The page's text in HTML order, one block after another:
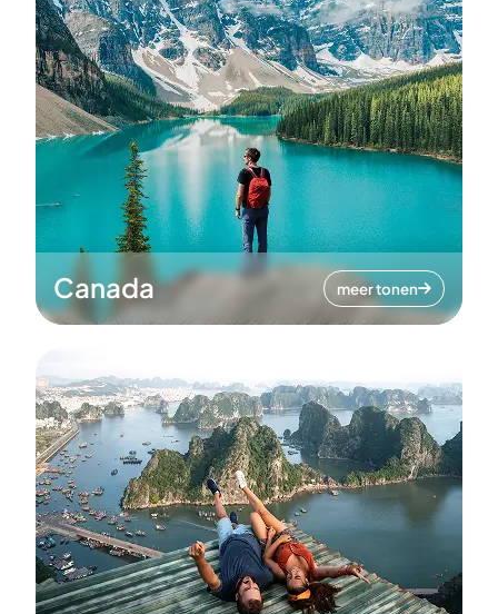
Canada meer tonen